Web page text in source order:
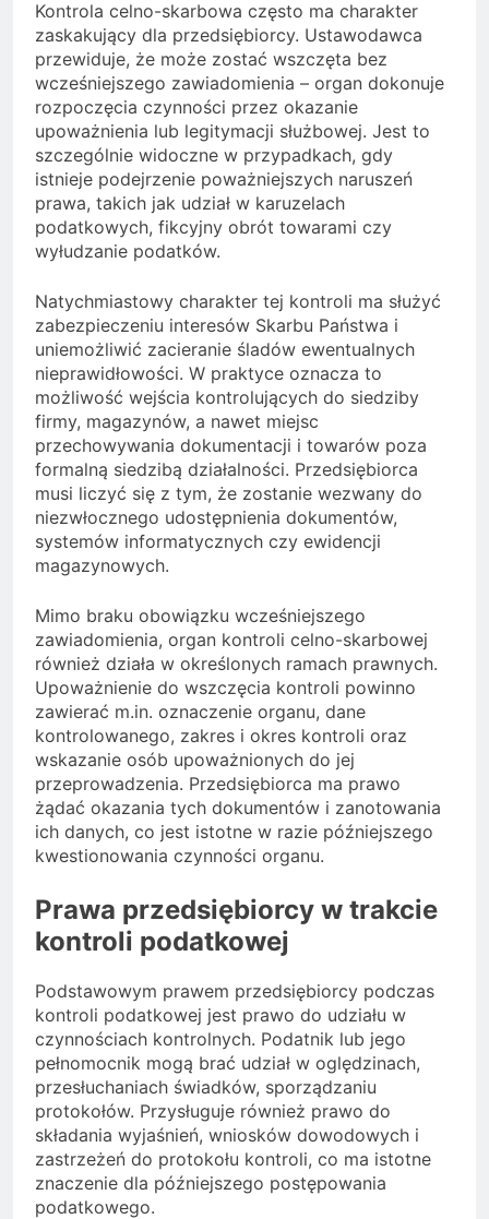
Kontrola celno-skarbowa często ma charakter
zaskakujący dla przedsiębiorcy. Ustawodawca
przewiduje, że może zostać wszczęta bez
wcześniejszego zawiadomienia – organ dokonuje
rozpoczęcia czynności przez okazanie
upoważnienia lub legitymacji służbowej. Jest to
szczególnie widoczne w przypadkach, gdy
istnieje podejrzenie poważniejszych naruszeń
prawa, takich jak udział w karuzelach
podatkowych, fikcyjny obrót towarami czy
wyłudzanie podatków.
Natychmiastowy charakter tej kontroli ma służyć
zabezpieczeniu interesów Skarbu Państwa i
uniemożliwić zacieranie śladów ewentualnych
nieprawidłowości. W praktyce oznacza to
możliwość wejścia kontrolujących do siedziby
firmy, magazynów, a nawet miejsc
przechowywania dokumentacji i towarów poza
formalną siedzibą działalności. Przedsiębiorca
musi liczyć się z tym, że zostanie wezwany do
niezwłocznego udostępnienia dokumentów,
systemów informatycznych czy ewidencji
magazynowych.
Mimo braku obowiązku wcześniejszego
zawiadomienia, organ kontroli celno-skarbowej
również działa w określonych ramach prawnych.
Upoważnienie do wszczęcia kontroli powinno
zawierać m.in. oznaczenie organu, dane
kontrolowanego, zakres i okres kontroli oraz
wskazanie osób upoważnionych do jej
przeprowadzenia. Przedsiębiorca ma prawo
żądać okazania tych dokumentów i zanotowania
ich danych, co jest istotne w razie późniejszego
kwestionowania czynności organu.
Prawa przedsiębiorcy w trakcie
kontroli podatkowej
Podstawowym prawem przedsiębiorcy podczas
kontroli podatkowej jest prawo do udziału w
czynnościach kontrolnych. Podatnik lub jego
pełnomocnik mogą brać udział w oględzinach,
przesłuchaniach świadków, sporządzaniu
protokołów. Przysługuje również prawo do
składania wyjaśnień, wniosków dowodowych i
zastrzeżeń do protokołu kontroli, co ma istotne
znaczenie dla późniejszego postępowania
podatkowego.